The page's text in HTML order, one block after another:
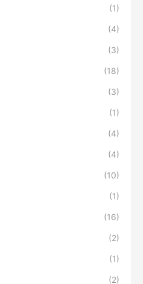
(1)
(4)
(3)
(18)
(3)
(1)
(4)
(4)
(10)
(1)
(16)
(2)
(1)
(2)